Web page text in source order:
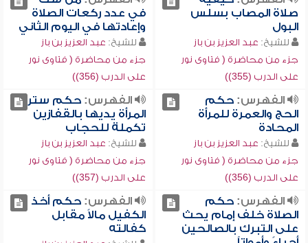
صلاة المصاب بسلس
البول
للشيخ: عبد العزيز بن باز
جزء من محاضرة ( فتاوى نور
على الدرب (355))
في عدد ركعات الصلاة
وإعادتها في اليوم الثاني
للشيخ: عبد العزيز بن باز
جزء من محاضرة ( فتاوى نور
على الدرب (356))
الفهرس:حكم
الحج والعمرة للمرأة
المحادة
للشيخ: عبد العزيز بن باز
جزء من محاضرة ( فتاوى نور
على الدرب (356))
الفهرس:حكم ستر
المرأة يديها بالقفازين
تكملة للحجاب
للشيخ: عبد العزيز بن باز
جزء من محاضرة ( فتاوى نور
على الدرب (357))
الفهرس:حكم
الصلاة خلف إمام يحث
على التبرك بالصالحين
الفهرس:حكم أخذ
الكفيل مالاً مقابل
كفالته